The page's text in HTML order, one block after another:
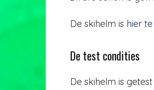
De skihelm is hier
De test condities
De skihelm is